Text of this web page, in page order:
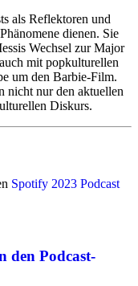
als Reflektoren und
dienen. Sie
Wechsel zur Major
mit popkulturellen
um den Barbie-Film.
nicht nur den aktuellen
Diskurs.
Spotify 2023 Podcast
den Podcast-